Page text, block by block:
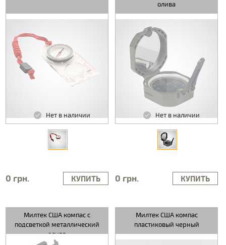
Нет в наличии
0 грн. КУПИТЬ
олива
Нет в наличии
0 грн. КУПИТЬ
Милтек США компас с
подсветкой металлический
олива
Милтек США компас
пластиковый черный